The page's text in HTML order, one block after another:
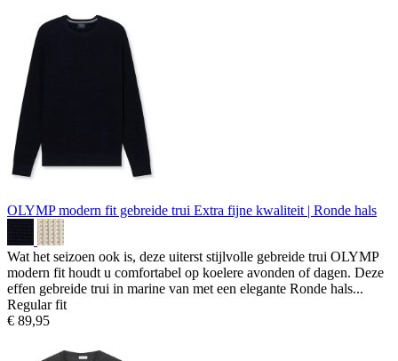
OLYMP modern fit gebreide trui Extra fijne kwaliteit | Ronde hals
Wat het seizoen ook is, deze uiterst stijlvolle gebreide trui OLYMP
modern fit houdt u comfortabel op koelere avonden of dagen. Deze
effen gebreide trui in marine van met een elegante Ronde hals...
Regular fit
€ 89,95